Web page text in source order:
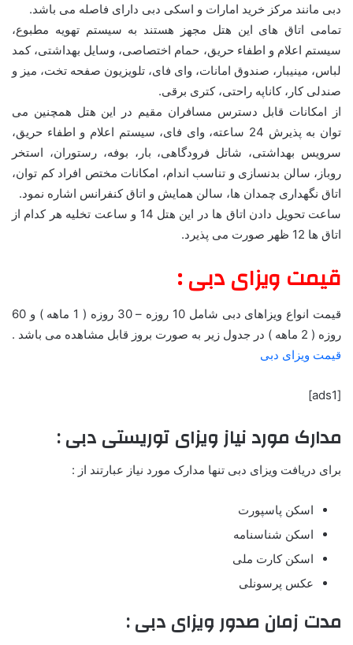
دبی مانند مرکز خرید امارات و اسکی دبی دارای فاصله می باشد.
تمامی اتاق های این هتل مجهز هستند به سیستم تهویه مطبوع،
سیستم اعلام و اطفاء حریق، حمام اختصاصی، وسایل بهداشتی، کمد
لباس، مینیبار، صندوق امانات، وای فای، تلویزیون صفحه تخت، میز و
صندلی کار، کاناپه راحتی، کتری برقی.
از امکانات قابل دسترس مسافران مقیم در این هتل همچنین می
توان به پذیرش 24 ساعته، وای فای، سیستم اعلام و اطفاء حریق،
سرویس بهداشتی، شاتل فرودگاهی، بار، بوفه، رستوران، استخر
روباز، سالن بدنسازی و تناسب اندام، امکانات مختص افراد کم توان،
اتاق نگهداری چمدان ها، سالن همایش و اتاق کنفرانس اشاره نمود.
ساعت تحویل دادن اتاق ها در این هتل 14 و ساعت تخلیه هر کدام از
اتاق ها 12 ظهر صورت می پذیرد.
قیمت ویزای دبی :
قیمت انواع ویزاهای دبی شامل 10 روزه – 30 روزه ( 1 ماهه ) و 60
روزه ( 2 ماهه ) در جدول زیر به صورت بروز قابل مشاهده می باشد .
قیمت ویزای دبی
[ads1]
مدارک مورد نیاز ویزای توریستی دبی :
برای دریافت ویزای دبی تنها مدارک مورد نیاز عبارتند از :
اسکن پاسپورت
اسکن شناسنامه
اسکن کارت ملی
عکس پرسونلی
مدت زمان صدور ویزای دبی :